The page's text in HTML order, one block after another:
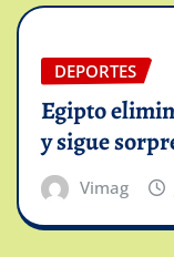
DEPORTES
Egipto
y sigue
Vimag